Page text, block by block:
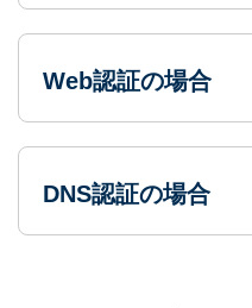
Web認証の場合
DNS認証の場合